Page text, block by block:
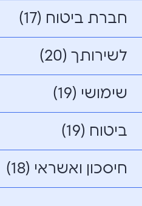
חברת ביטוח (17)
לשירותך (20)
שימושי (19)
ביטוח (19)
חיסכון ואשראי (18)